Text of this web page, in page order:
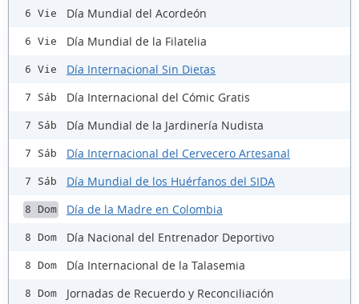
6 Vie Día Mundial del Acordeón
6 Vie Día Mundial de la Filatelia
6 Vie Día Internacional Sin Dietas
7 Sáb Día Internacional del Cómic Gratis
7 Sáb Día Mundial de la Jardinería Nudista
7 Sáb Día Internacional del Cervecero Artesanal
7 Sáb Día Mundial de los Huérfanos del SIDA
8 Dom Día de la Madre en Colombia
8 Dom Día Nacional del Entrenador Deportivo
8 Dom Día Internacional de la Talasemia
8 Dom Jornadas de Recuerdo y Reconciliación